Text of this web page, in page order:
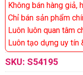
Không bán hàng giả,
Chỉ bán sản phẩm
Luôn luôn quan tâm
Luôn tạo dựng uy tín
SKU: S54195